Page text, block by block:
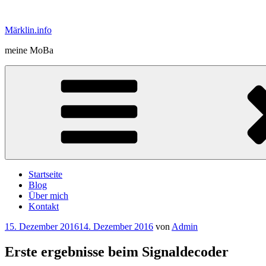
springen
Märklin.info
meine MoBa
Startseite
Blog
Über mich
Kontakt
Veröffentlicht
15. Dezember 201614. Dezember 2016 von Admin
Erste ergebnisse beim Signaldecoder